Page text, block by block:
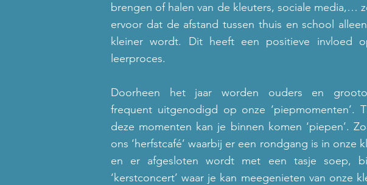
brengen of halen van de kleuters, sociale media,…
ervoor dat de afstand tussen thuis en school
kleiner wordt. Dit heeft een positieve invloed
leerproces.
Doorheen het jaar worden ouders en
frequent uitgenodigd op onze ‘piepmomenten’.
deze momenten kan je binnen komen ‘piepen’.
ons ‘herfstcafé’ waarbij er een rondgang is in onze
en er afgesloten wordt met een tasje soep,
‘kerstconcert’ waar je kan meegenieten van onze